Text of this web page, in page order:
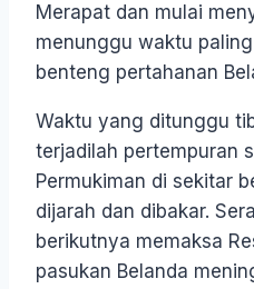
Merapat dan mulai
menunggu waktu
benteng pertahanan
Waktu yang ditunggu
terjadilah pertempuran
Permukiman di sekitar
dijarah dan dibakar.
berikutnya memaksa
pasukan Belanda